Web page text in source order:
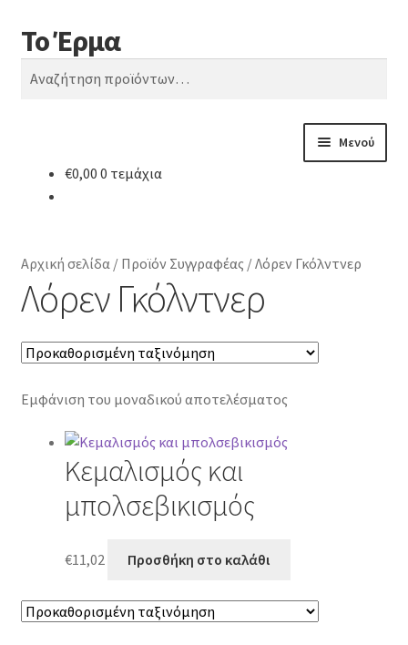
Απευθείας
μετάβαση
στην
Μετάβαση
σε
περιεχόμενο
Το Έρμα
Αναζήτηση
Αναζήτηση
Μενού
Κατηγορίες Βιβλίων
€0,00 0 τεμάχια
Αρχική σελίδα/ Προϊόν Συγγραφέας /Λόρεν Γκόλντνερ
Λόρεν Γκόλντνερ
Εμφάνιση του μοναδικού αποτελέσματος
Κεμαλισμός και
μπολσεβικισμός
€11,02 Προσθήκη στο καλάθι